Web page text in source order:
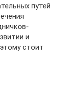
путей
и
стоит